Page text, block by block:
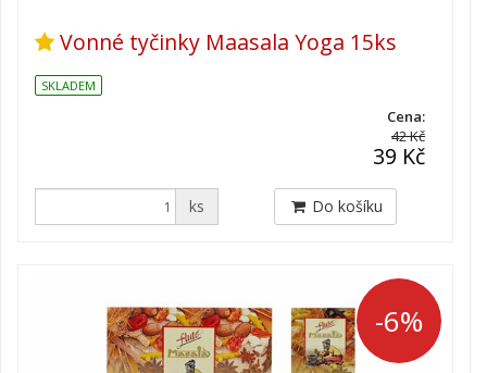
Vonné tyčinky Maasala Yoga 15ks
SKLADEM
Cena:
42 Kč
39 Kč
ks Do košíku
-6%